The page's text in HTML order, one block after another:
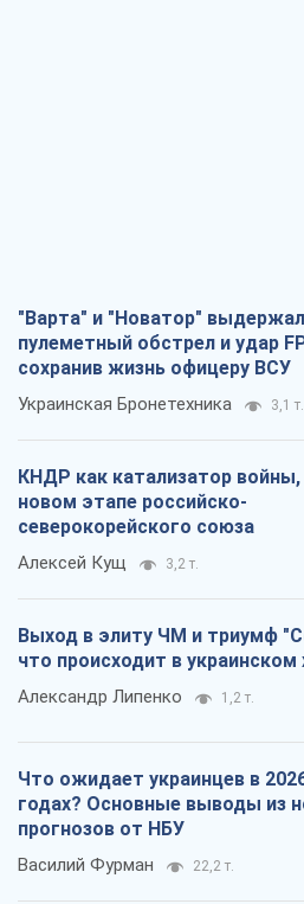
"Варта" и "Новатор"
пулеметный обстрел и удар
сохранив жизнь офицеру ВСУ
Украинская Бронетехника 3,1 т.
КНДР как катализатор войны,
новом этапе российско-
северокорейского союза
Алексей Кущ 3,2 т.
Выход в элиту ЧМ и триумф
что происходит в украинском
Александр Липенко 1,2 т.
Что ожидает украинцев в
годах? Основные выводы из
прогнозов от НБУ
Василий Фурман 22,2 т.